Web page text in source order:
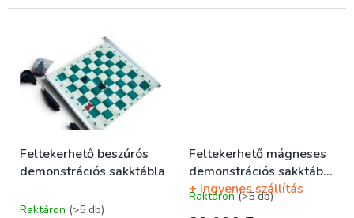
Feltekerhető beszúrós
demonstrációs sakktábla
Raktáron (>5 db)
Feltekerhető mágneses
demonstrációs sakktábla
+ Ingyenes szállítás
A
Raktáron(>5 db)